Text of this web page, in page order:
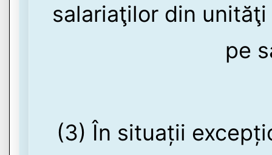
salariaţilor din
pe
(3) În situații